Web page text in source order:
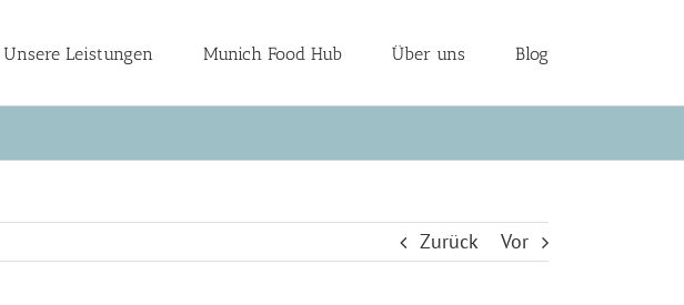
Unsere Leistungen Munich Food Hub Über uns Blog
Zurück Vor